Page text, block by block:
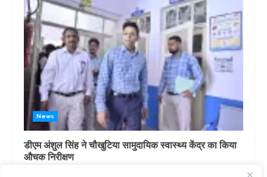
News
डीएम अंशुल सिंह ने चौखुटिया सामुदायिक स्वास्थ्य केंद्र का किया
औचक निरीक्षण